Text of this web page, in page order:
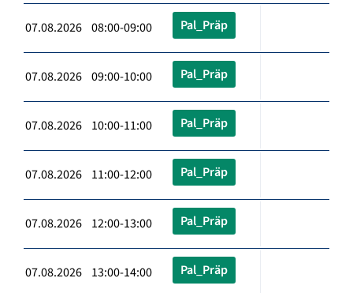
07.08.2026 08:00-09:00 Pal_Präp
07.08.2026 09:00-10:00 Pal_Präp
07.08.2026 10:00-11:00 Pal_Präp
07.08.2026 11:00-12:00 Pal_Präp
07.08.2026 12:00-13:00 Pal_Präp
07.08.2026 13:00-14:00 Pal_Präp